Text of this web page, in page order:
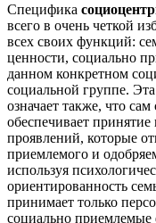
Специфика
всего в очень четкой
всех своих функций:
ценности, социально
данном конкретном
социальной группе. Эта
означает также, что
обеспечивает принятие
проявлений, которые
приемлемого и
используя
ориентированность
принимает только
социально приемлемые